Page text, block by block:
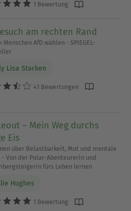
1 Bewertung
am rechten Rand
Menschen AfD wählen - SPIEGEL-
Lisa Starken
41 Bewertungen
– Mein Weg durchs
Eis
über Belastbarkeit, Mut und mentale
- Von der Polar-Abenteurerin und
fürs Leben lernen
Hughes
1 Bewertung